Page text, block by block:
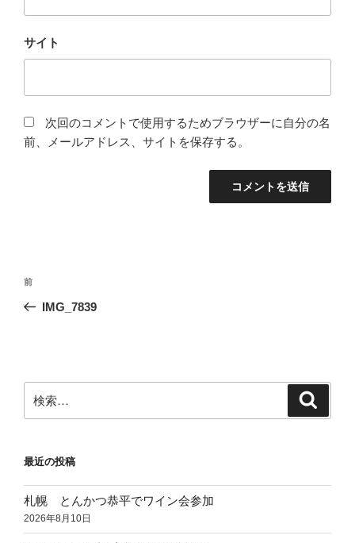
サイト
次回のコメントで使用するためブラウザーに自分の名
前、メールアドレス、サイトを保存する。
投
ー
シ
前
の
前
IMG_7839
索:
最近の投稿
札幌 とんかつ恭平でワイン会参加
2026年8月10日